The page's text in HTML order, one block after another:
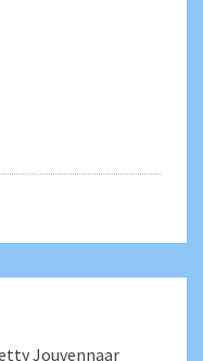
Jouvennaar